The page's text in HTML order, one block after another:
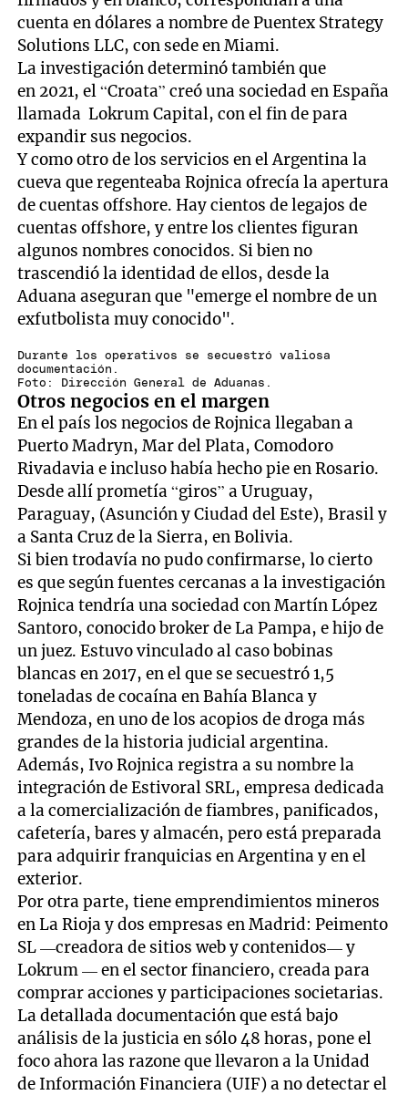
cuenta en dólares a nombre de Puentex Strategy
Solutions LLC, con sede en Miami.
La investigación determinó también que
en 2021, el “Croata” creó una sociedad en España
llamada Lokrum Capital, con el fin de para
expandir sus negocios.
Y como otro de los servicios en el Argentina la
cueva que regenteaba Rojnica ofrecía la apertura
de cuentas offshore. Hay cientos de legajos de
cuentas offshore, y entre los clientes figuran
algunos nombres conocidos. Si bien no
trascendió la identidad de ellos, desde la
Aduana aseguran que "emerge el nombre de un
exfutbolista muy conocido".
Durante los operativos se secuestró valiosa
documentación.
Foto: Dirección General de Aduanas.
Otros negocios en el margen
En el país los negocios de Rojnica llegaban a
Puerto Madryn, Mar del Plata, Comodoro
Rivadavia e incluso había hecho pie en Rosario.
Desde allí prometía “giros” a Uruguay,
Paraguay, (Asunción y Ciudad del Este), Brasil y
a Santa Cruz de la Sierra, en Bolivia.
Si bien trodavía no pudo confirmarse, lo cierto
es que según fuentes cercanas a la investigación
Rojnica tendría una sociedad con Martín López
Santoro, conocido broker de La Pampa, e hijo de
un juez. Estuvo vinculado al caso bobinas
blancas en 2017, en el que se secuestró 1,5
toneladas de cocaína en Bahía Blanca y
Mendoza, en uno de los acopios de droga más
grandes de la historia judicial argentina.
Además, Ivo Rojnica registra a su nombre la
integración de Estivoral SRL, empresa dedicada
a la comercialización de fiambres, panificados,
cafetería, bares y almacén, pero está preparada
para adquirir franquicias en Argentina y en el
exterior.
Por otra parte, tiene emprendimientos mineros
en La Rioja y dos empresas en Madrid: Peimento
SL —creadora de sitios web y contenidos— y
Lokrum — en el sector financiero, creada para
comprar acciones y participaciones societarias.
La detallada documentación que está bajo
análisis de la justicia en sólo 48 horas, pone el
foco ahora las razone que llevaron a la Unidad
de Información Financiera (UIF) a no detectar el